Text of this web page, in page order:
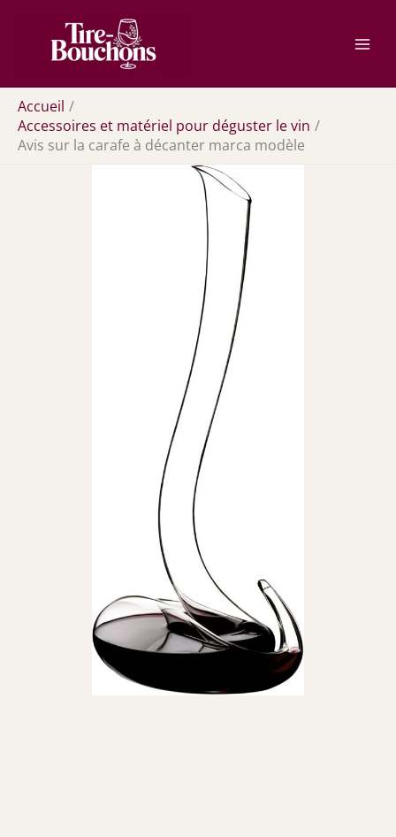
contenu
Accueil
Accessoires et matériel pour déguster le vin
Avis sur la carafe à décanter marca modèle